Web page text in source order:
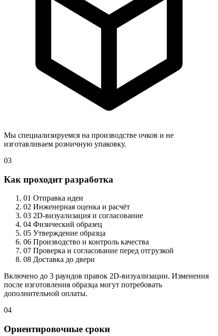
Мы специализируемся на производстве очков и не
изготавливаем розничную упаковку.
03
Как проходит разработка
01 Отправка идеи
02 Инженерная оценка и расчёт
03 2D-визуализация и согласование
04 Физический образец
05 Утверждение образца
06 Производство и контроль качества
07 Проверка и согласование перед отгрузкой
08 Доставка до двери
Включено до 3 раундов правок 2D-визуализации. Изменения
после изготовления образца могут потребовать
дополнительной оплаты.
04
Ориентировочные сроки